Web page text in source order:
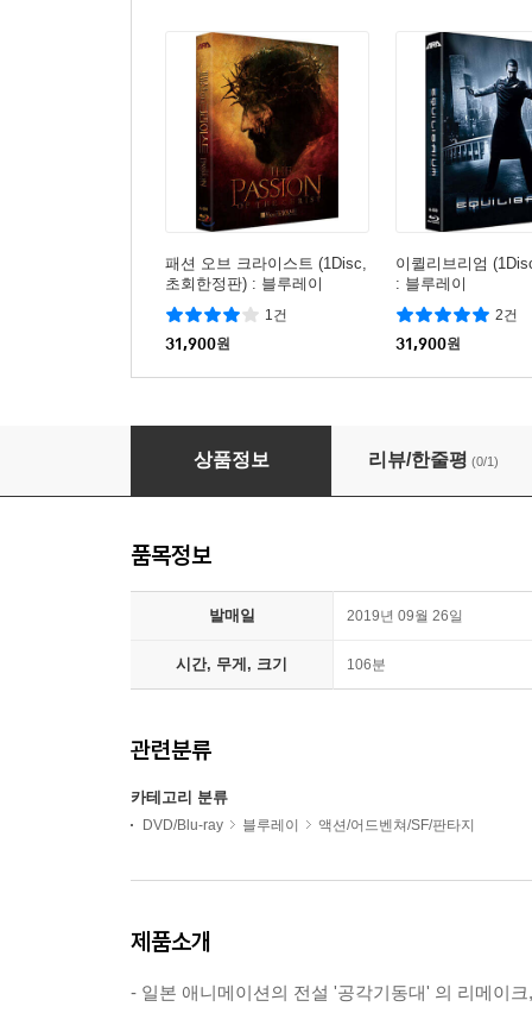
패션 오브 크라이스트 (1Disc,
초회한정판) : 블루레이
1건
31,900원
이퀼리브리엄
: 블루레이
2건
31,900원
공각기동대: 고스트 인 더 쉘 (1Disc) : 블루레이
상품정보 리뷰/한줄평 (0/1)
품목정보
발매일 2019년 09월 26일
시간, 무게, 크기 106분
관련분류
카테고리 분류
DVD/Blu-ray 블루레이 액션/어드벤쳐/SF/판타지
제품소개
- 일본 애니메이션의 전설 '공각기동대' 의 리메이